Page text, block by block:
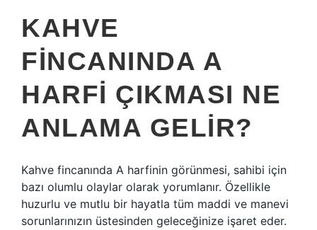
KAHVE
FINCANINDA A
HARFI ÇIKMASI NE
ANLAMA GELIR?
Kahve fincanında A harfinin görünmesi, sahibi için
bazı olumlu olaylar olarak yorumlanır. Özellikle
huzurlu ve mutlu bir hayatla tüm maddi ve manevi
sorunlarınızın üstesinden geleceğinize işaret eder.